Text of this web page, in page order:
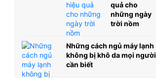
quả cho
những ngày
trời nồm
Những cách ngủ máy lạnh
không bị khô da mọi người
cần biết